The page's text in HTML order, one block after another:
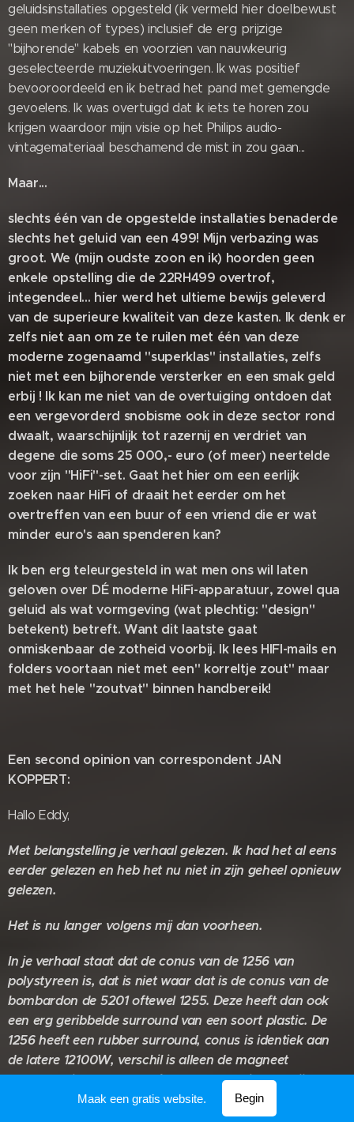
geluidsinstallaties opgesteld (ik vermeld hier doelbewust
geen merken of types) inclusief de erg prijzige
"bijhorende" kabels en voorzien van nauwkeurig
geselecteerde muziekuitvoeringen. Ik was positief
bevooroordeeld en ik betrad het pand met gemengde
gevoelens. Ik was overtuigd dat ik iets te horen zou
krijgen waardoor mijn visie op het Philips audio-
vintagemateriaal beschamend de mist in zou gaan...
Maar...
slechts één van de opgestelde installaties benaderde
slechts het geluid van een 499! Mijn verbazing was
groot. We (mijn oudste zoon en ik) hoorden geen
enkele opstelling die de 22RH499 overtrof,
integendeel... hier werd het ultieme bewijs geleverd
van de superieure kwaliteit van deze kasten. Ik denk er
zelfs niet aan om ze te ruilen met één van deze
moderne zogenaamd "superklas" installaties, zelfs
niet met een bijhorende versterker en een smak geld
erbij ! Ik kan me niet van de overtuiging ontdoen dat
een vergevorderd snobisme ook in deze sector rond
dwaalt, waarschijnlijk tot razernij en verdriet van
degene die soms 25 000,- euro (of meer) neertelde
voor zijn "HiFi"-set. Gaat het hier om een eerlijk
zoeken naar HiFi of draait het eerder om het
overtreffen van een buur of een vriend die er wat
minder euro's aan spenderen kan?
Ik ben erg teleurgesteld in wat men ons wil laten
geloven over DÉ moderne HiFi-apparatuur, zowel qua
geluid als wat vormgeving (wat plechtig: "design"
betekent) betreft. Want dit laatste gaat
onmiskenbaar de zotheid voorbij. Ik lees HIFI-mails en
folders voortaan niet met een" korreltje zout" maar
met het hele "zoutvat" binnen handbereik!
Een second opinion van correspondent JAN
KOPPERT:
Hallo Eddy,
Met belangstelling je verhaal gelezen. Ik had het al eens
eerder gelezen en heb het nu niet in zijn geheel opnieuw
gelezen.
Het is nu langer volgens mij dan voorheen.
In je verhaal staat dat de conus van de 1256 van
polystyreen is, dat is niet waar dat is de conus van de
bombardon de 5201 oftewel 1255. Deze heeft dan ook
een erg geribbelde surround van een soort plastic. De
1256 heeft een rubber surround, conus is identiek aan
de latere 12100W, verschil is alleen de magneet
voorzover ik weet. De stofkappen verkruimelen bij
allebei. Ik heb mijn 1256's paar jaar geleden verkocht,
Maak een gratis website. Begin